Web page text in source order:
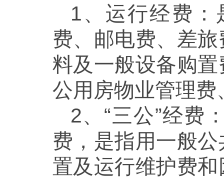
1、运行经费：
费、邮电费、差
料及一般设备购
公用房物业管理
2、“三公”经费
费，是指用一般
置及运行维护费